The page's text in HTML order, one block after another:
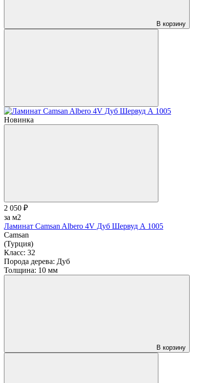
В корзину
Новинка
2 050 ₽
за м2
Ламинат Camsan Albero 4V Дуб Шервуд А 1005
Camsan
(Турция)
Класс: 32
Порода дерева: Дуб
Толщина: 10 мм
В корзину